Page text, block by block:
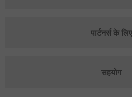
पार्टनर्स के लिए
सहयोग